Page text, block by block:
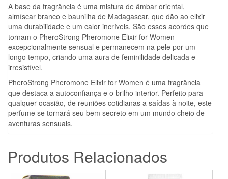
A base da fragrância é uma mistura de âmbar oriental,
almíscar branco e baunilha de Madagascar, que dão ao elixir
uma durabilidade e um calor incríveis. São esses acordes que
tornam o PheroStrong Pheromone Elixir for Women
excepcionalmente sensual e permanecem na pele por um
longo tempo, criando uma aura de feminilidade delicada e
irresistível.
PheroStrong Pheromone Elixir for Women é uma fragrância
que destaca a autoconfiança e o brilho interior. Perfeito para
qualquer ocasião, de reuniões cotidianas a saídas à noite, este
perfume se tornará seu bem secreto em um mundo cheio de
aventuras sensuais.
Produtos Relacionados